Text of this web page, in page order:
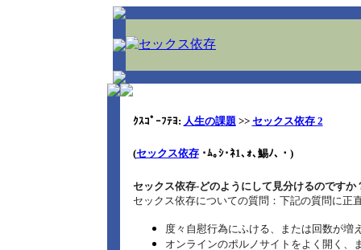
ｸｽｺﾟｰﾌﾃﾖ: 人生の課題 >> セックス依存 2
(セックス依存･ﾑ｡ｼ･ﾈ1､ｫ､鯣ﾉ､・ )
セックス依存‐どのようにして見分けるのですか
セックス依存についての質問：下記の質問に正
度々自慰行為にふける、または回数が増
オンラインのポルノサイトをよく開く、